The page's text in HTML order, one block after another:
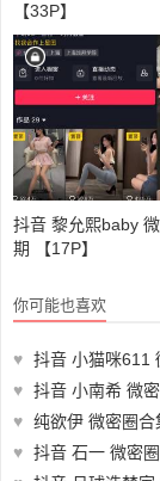
【33P】
抖音 黎允熙baby
期 【17P】
你可能也喜欢
♥ 抖音 小猫咪611
♥ 抖音 小南希 微密
♥ 纯欲伊 微密圈合
♥ 抖音 石一 微密圈